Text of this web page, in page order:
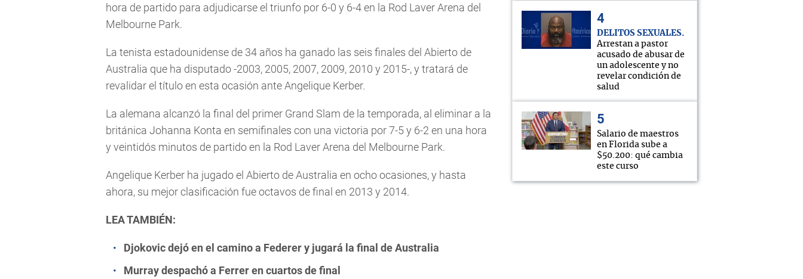
hora de partido para adjudicarse el triunfo por 6-0 y 6-4 en la Rod Laver Arena del
Melbourne Park.
La tenista estadounidense de 34 años ha ganado las seis finales del Abierto de
Australia que ha disputado -2003, 2005, 2007, 2009, 2010 y 2015-, y tratará de
revalidar el título en esta ocasión ante Angelique Kerber.
La alemana alcanzó la final del primer Grand Slam de la temporada, al eliminar a la
británica Johanna Konta en semifinales con una victoria por 7-5 y 6-2 en una hora
y veintidós minutos de partido en la Rod Laver Arena del Melbourne Park.
Angelique Kerber ha jugado el Abierto de Australia en ocho ocasiones, y hasta
ahora, su mejor clasificación fue octavos de final en 2013 y 2014.
LEA TAMBIÉN:
Djokovic dejó en el camino a Federer y jugará la final de Australia
Murray despachó a Ferrer en cuartos de final
DELITOS SEXUALES
Arrestan a pastor
acusado de abusar de
un adolescente y no
revelar condición de
salud
Salario de maestros
en Florida sube a
$50.200: qué cambia
este curso